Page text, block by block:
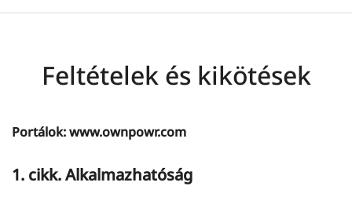
Feltételek és kikötések
Portálok: www.ownpowr.com
1. cikk. Alkalmazhatóság